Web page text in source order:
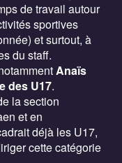
de travail autour
sportives
et surtout, à
du staff.
Anaïs
des U17.
la section
et en
déjà les U17,
cette catégorie